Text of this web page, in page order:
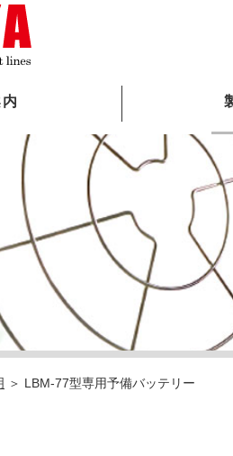
会社概要（グ
コンプライア
関連商品
イベント
技術資料
ダウンロード
経験者採用情報
福利厚生
＞ LBM-77型専用予備バッテリー